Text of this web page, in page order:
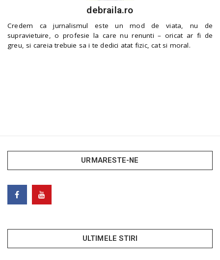
debraila.ro
Credem ca jurnalismul este un mod de viata, nu de
supravietuire, o profesie la care nu renunti – oricat ar fi de
greu, si careia trebuie sa i te dedici atat fizic, cat si moral.
URMARESTE-NE
ULTIMELE STIRI